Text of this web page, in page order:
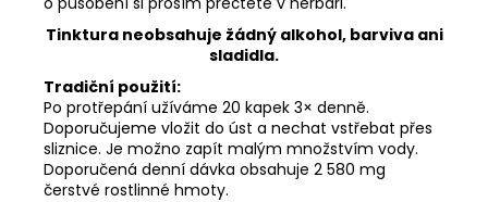
Tinktura neobsahuje žádný alkohol, barviva ani
sladidla.
Tradiční použití:
Po protřepání užíváme 20 kapek 3× denně.
Doporučujeme vložit do úst a nechat vstřebat přes
sliznice. Je možno zapít malým množstvím vody.
Doporučená denní dávka obsahuje 2 580 mg
čerstvé rostlinné hmoty.